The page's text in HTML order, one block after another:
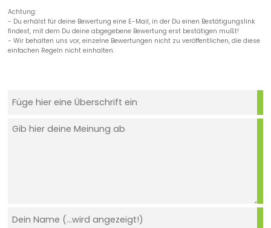
Achtung:
- Du erhälst für deine Bewertung eine E-Mail, in der Du einen Bestätigungslink
findest, mit dem Du deine abgegebene Bewertung erst bestätigen mußt!
- Wir behalten uns vor, einzelne Bewertungen nicht zu veröffentlichen, die diese
einfachen Regeln nicht einhalten.